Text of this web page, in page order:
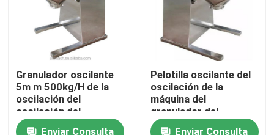
Productos
Sobre nosotros
Granulador oscilante
5m m 500kg/H de la
oscilación del
oscilación del
laboratorio de la
Enviar Consulta
Pelotilla oscilante del
oscilación de la
máquina del
granulador del
oscilación de YK 90
Enviar Consulta